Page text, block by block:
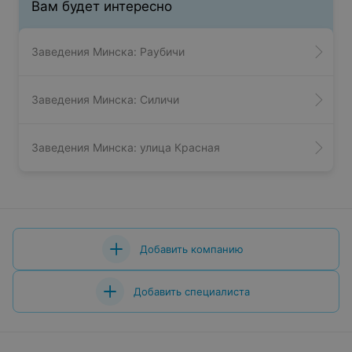
Вам будет интересно
Заведения Минска: Раубичи
Заведения Минска: Силичи
Заведения Минска: улица Красная
Добавить компанию
Добавить специалиста